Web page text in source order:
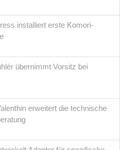
installiert erste Komori-
übernimmt Vorsitz bei
erweitert die technische